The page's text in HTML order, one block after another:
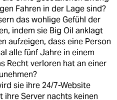
Fahren in der Lage sind?
das wohlige Gefühl der
indem sie Big Oil anklagt
aufzeigen, dass eine Person
alle fünf Jahre in einem
Recht verloren hat an einer
sie ihre 24/7-Website
ihre Server nachts keinen